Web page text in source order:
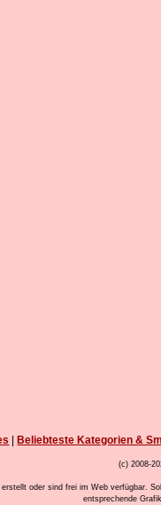
Beliebteste Kategorien &
(c) 2008-
oder sind frei im Web verfügbar.
entsprechende